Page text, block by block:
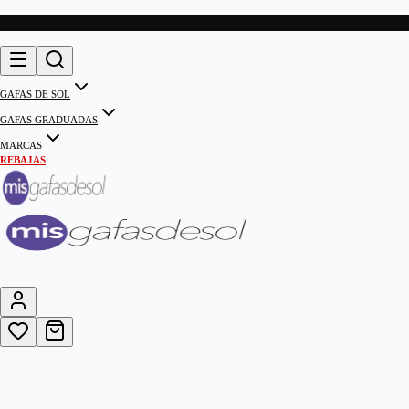
GAFAS DE SOL
GAFAS GRADUADAS
MARCAS
REBAJAS